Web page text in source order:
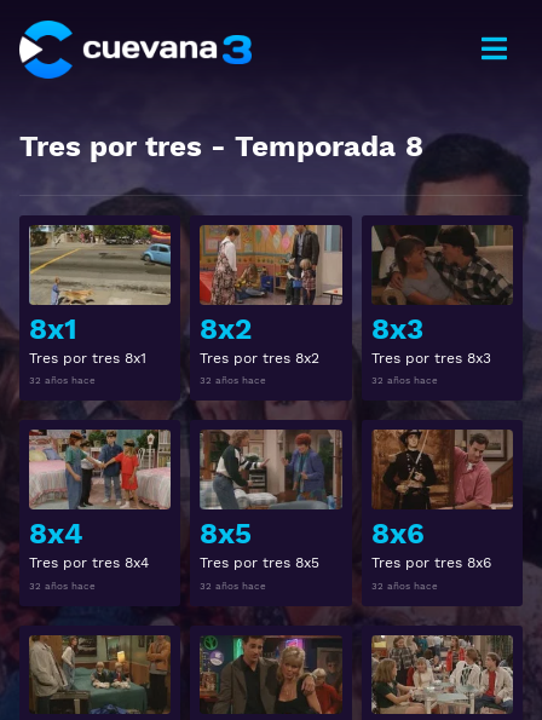
Tres por tres - Temporada 8
8x1
Tres por tres 8x1
32 años hace
Ver
8x2
Tres por tres 8x2
32 años hace
Ver
8x3
Tres por tres 8x3
32 años hace
8x4
Tres por tres 8x4
32 años hace
Ver
8x5
Tres por tres 8x5
32 años hace
Ver
8x6
Tres por tres 8x6
32 años hace
Ver Ver